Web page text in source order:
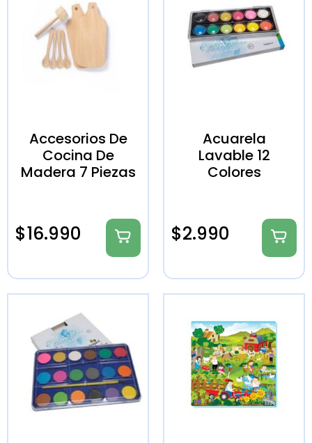
Accesorios De
Cocina De
Madera 7 Piezas
$16.990
Acuarela
Lavable 12
Colores
$2.990